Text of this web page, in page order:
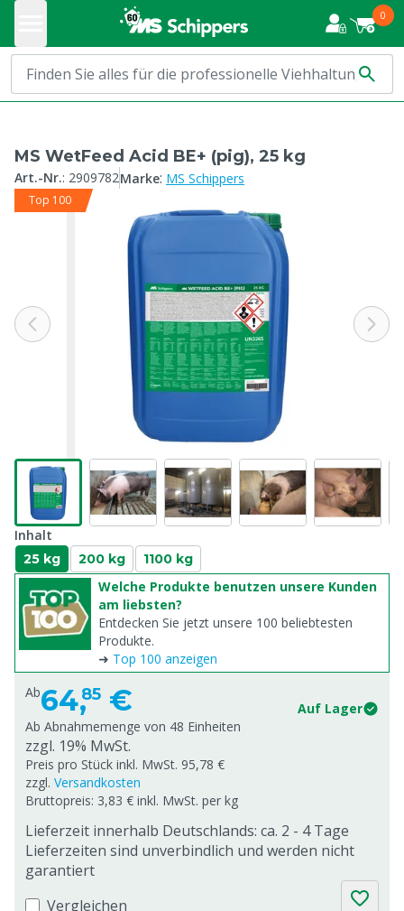
0
MS WetFeed Acid BE+ (pig), 25 kg
Art.-Nr.: 2909782Marke: MS Schippers
Top 100
Inhalt
25 kg 200 kg 1100 kg
Welche Produkte benutzen unsere Kunden
am liebsten?
Entdecken Sie jetzt unsere 100 beliebtesten
Produkte.
➜ Top 100 anzeigen
Ab64,85 €
Auf Lager
Ab Abnahmemenge von 48 Einheiten
zzgl. 19% MwSt.
Preis pro Stück inkl. MwSt. 95,78 €
zzgl. Versandkosten
Bruttopreis: 3,83 € inkl. MwSt. per kg
Lieferzeit innerhalb Deutschlands: ca. 2 - 4 Tage
Lieferzeiten sind unverbindlich und werden nicht
garantiert
Vergleichen